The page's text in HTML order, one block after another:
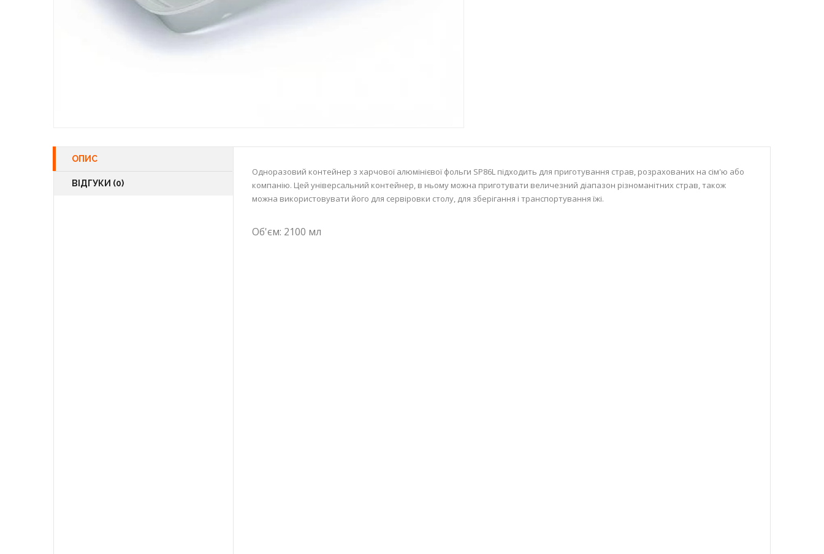
ОПИС
ВІДГУКИ (0)
Одноразовий контейнер з харчової алюмінієвої фольги SP86L підходить для приготування страв, розрахованих на сім'ю або
компанію. Цей універсальний контейнер, в ньому можна приготувати величезний діапазон різноманітних страв, також
можна використовувати його для сервіровки столу, для зберігання і транспортування їжі.
Об'єм: 2100 мл